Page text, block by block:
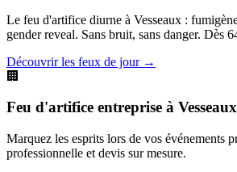
Le feu d'artifice diurne à Vesseaux :
gender reveal. Sans bruit, sans danger. Dès
Découvrir les feux de jour→
🏢
Feu d'artifice entreprise à Vesseaux
Marquez les esprits lors de vos événements
professionnelle et devis sur mesure.